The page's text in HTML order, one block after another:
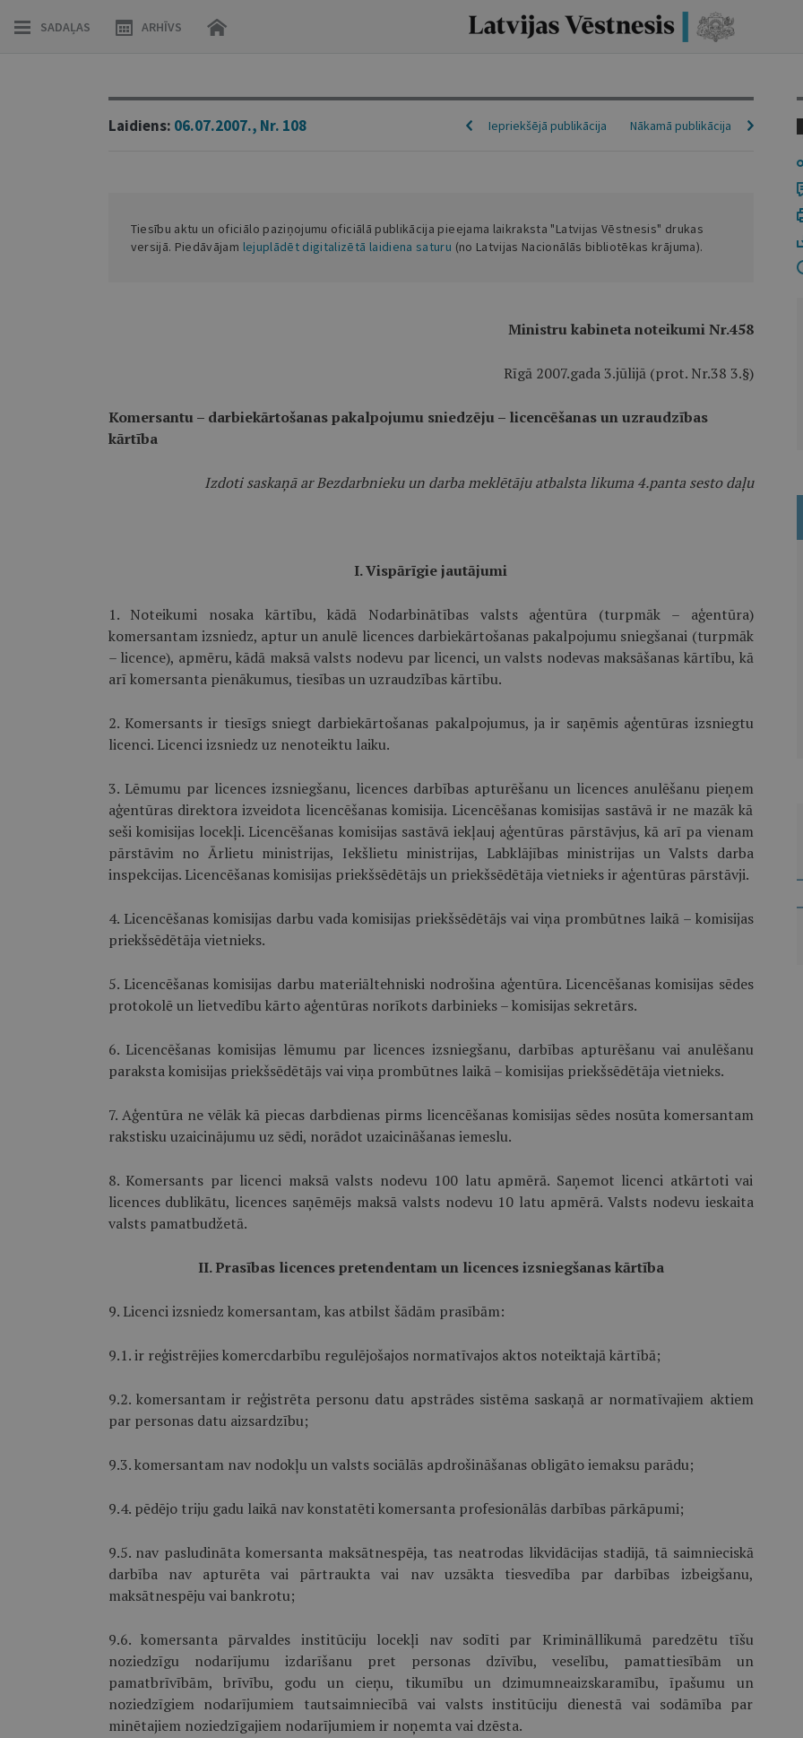
SADAĻAS ARHĪVS
Laidiens: 06.07.2007., Nr. 108 Nākamā publikācija
Iepriekšējā publikācija
Tiesību aktu un oficiālo paziņojumu oficiālā publikācija pieejama laikraksta "Latvijas Vēstnesis" drukas
versijā. Piedāvājam lejuplādēt digitalizētā laidiena saturu (no Latvijas Nacionālās bibliotēkas krājuma).
Ministru kabineta noteikumi Nr.458
Rīgā 2007.gada 3.jūlijā (prot. Nr.38 3.§)
Komersantu – darbiekārtošanas pakalpojumu sniedzēju – licencēšanas un uzraudzības
kārtība
Izdoti saskaņā ar Bezdarbnieku un darba meklētāju atbalsta likuma 4.panta sesto daļu
I. Vispārīgie jautājumi
1. Noteikumi nosaka kārtību, kādā Nodarbinātības valsts aģentūra (turpmāk – aģentūra)
komersantam izsniedz, aptur un anulē licences darb­iekārtošanas pakalpojumu sniegšanai (turpmāk
– licence), apmēru, kādā maksā valsts nodevu par licenci, un valsts nodevas maksāšanas kārtību, kā
arī komersanta pienākumus, tiesības un uzraudzības kārtību.
2. Komersants ir tiesīgs sniegt darbiekārtošanas pakalpojumus, ja ir saņēmis aģentūras izsniegtu
licenci. Licenci izsniedz uz nenoteiktu laiku.
3. Lēmumu par licences izsniegšanu, licences darbības apturēšanu un licences anulēšanu pieņem
aģentūras direktora izveidota licencēšanas komisija. Licencēšanas komisijas sastāvā ir ne mazāk kā
seši komisijas locekļi. Licencēšanas komisijas sastāvā iekļauj aģentūras pārstāvjus, kā arī pa vienam
pārstāvim no Ārlietu ministrijas, Iekšlietu ministrijas, Labklājības ministrijas un Valsts darba
inspekcijas. Licencēšanas komisijas priekšsēdētājs un priekš­sēdētāja vietnieks ir aģentūras pārstāvji.
4. Licencēšanas komisijas darbu vada komisijas priekšsēdētājs vai viņa prombūtnes laikā – komisijas
priekšsēdētāja vietnieks.
5. Licencēšanas komisijas darbu materiāltehniski nodrošina aģentūra. Licencēšanas komisijas sēdes
protokolē un lietvedību kārto aģentūras norīkots darbinieks – komisijas sekretārs.
6. Licencēšanas komisijas lēmumu par licences izsniegšanu, darbības apturēšanu vai anulēšanu
paraksta komisijas priekšsēdētājs vai viņa prombūtnes laikā – komisijas priekšsēdētāja vietnieks.
7. Aģentūra ne vēlāk kā piecas darbdienas pirms licencēšanas komisijas sēdes nosūta komersantam
rakstisku uzaicinājumu uz sēdi, norādot uzaicināšanas iemeslu.
8. Komersants par licenci maksā valsts nodevu 100 latu apmērā. Saņemot licenci atkārtoti vai
licences dublikātu, licences saņēmējs maksā valsts nodevu 10 latu apmērā. Valsts nodevu ieskaita
valsts pamatbudžetā.
II. Prasības licences pretendentam un licences izsniegšanas kārtība
9. Licenci izsniedz komersantam, kas atbilst šādām prasībām:
9.1. ir reģistrējies komercdarbību regulējošajos normatīvajos aktos noteik­tajā kārtībā;
9.2. komersantam ir reģistrēta personu datu apstrādes sistēma saskaņā ar normatīvajiem aktiem
par personas datu aizsardzību;
9.3. komersantam nav nodokļu un valsts sociālās apdrošināšanas obligāto iemaksu parādu;
9.4. pēdējo triju gadu laikā nav konstatēti komersanta profesionālās darbības pārkāpumi;
9.5. nav pasludināta komersanta maksātnespēja, tas neatrodas likvidācijas stadijā, tā saimnieciskā
darbība nav apturēta vai pārtraukta vai nav uzsākta tiesvedība par darbības izbeigšanu,
maksātnespēju vai bankrotu;
9.6. komersanta pārvaldes institūciju locekļi nav sodīti par Krimināl­likumā paredzētu tīšu
noziedzīgu nodarījumu izdarīšanu pret personas dzīvību, veselību, pamattiesībām un
pamatbrīvībām, brīvību, godu un cieņu, tikumību un dzimumneaizskaramību, īpašumu un
noziedzīgiem nodarījumiem tautsaimniecībā vai valsts institūciju dienestā vai sodāmība par
minētajiem noziedzī­gajiem nodarījumiem ir noņemta vai dzēsta.